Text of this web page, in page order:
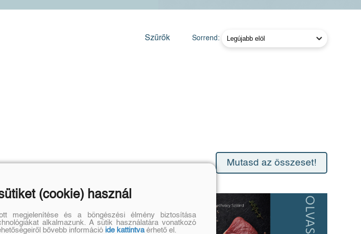
Szűrők Sorrend:
Mutasd az összeset!
(cookie) használ
megjelenítése és a böngészési élmény biztosítása
alkalmazunk. A sütik használatára vonatkozó
bővebb információ ide kattintvaérhető el.